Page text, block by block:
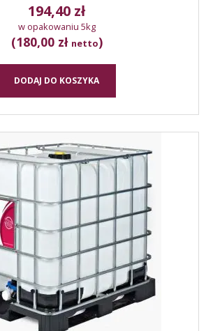
194,40 zł
w opakowaniu 5kg
(180,00 zł netto)
DODAJ DO KOSZYKA